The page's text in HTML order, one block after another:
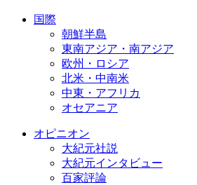
国際
朝鮮半島
東南アジア・南アジア
欧州・ロシア
北米・中南米
中東・アフリカ
オセアニア
オピニオン
大紀元社説
大紀元インタビュー
百家評論